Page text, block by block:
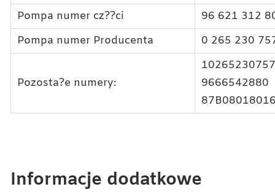
Pompa numer cz??ci
96 621 312
Pompa numer Producenta
0 265 230
Pozosta?e numery:
9666542880
Informacje dodatkowe